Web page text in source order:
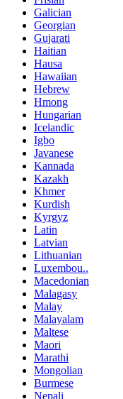
Galician
Georgian
Gujarati
Haitian
Hausa
Hawaiian
Hebrew
Hmong
Hungarian
Icelandic
Igbo
Javanese
Kannada
Kazakh
Khmer
Kurdish
Kyrgyz
Latin
Latvian
Lithuanian
Luxembou..
Macedonian
Malagasy
Malay
Malayalam
Maltese
Maori
Marathi
Mongolian
Burmese
Nepali